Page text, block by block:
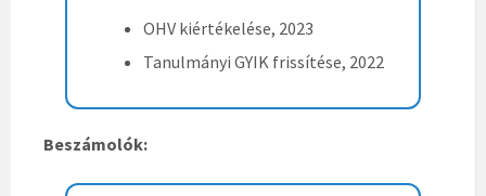
OHV kiértékelése, 2023
Tanulmányi GYIK frissítése, 2022
Beszámolók: